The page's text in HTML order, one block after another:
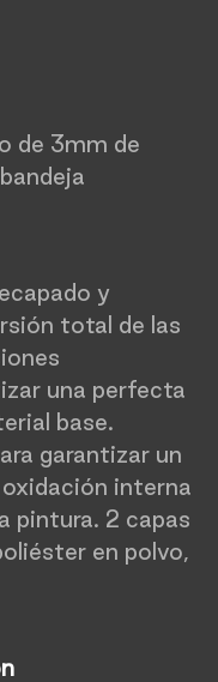
de 3mm de
y
total de las
una perfecta
base.
garantizar un
interna
pintura. 2 capas
en polvo,